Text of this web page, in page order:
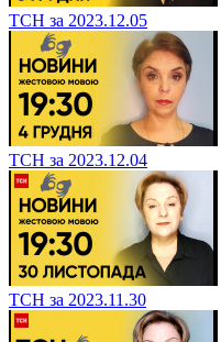
ТСН за 2023.12.05
ТСН за 2023.12.04
ТСН за 2023.11.30